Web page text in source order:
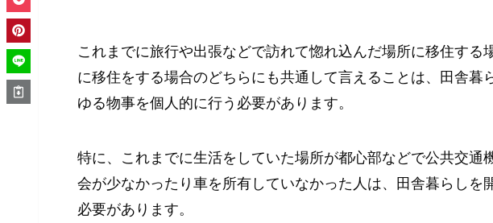
これまでに旅行や出張などで訪れて惚れ込んだ場所に移住する
に移住をする場合のどちらにも共通して言えることは、田舎暮
ゆる物事を個人的に行う必要があります。
特に、これまでに生活をしていた場所が都心部などで公共交通
会が少なかったり車を所有していなかった人は、田舎暮らしを
必要があります。